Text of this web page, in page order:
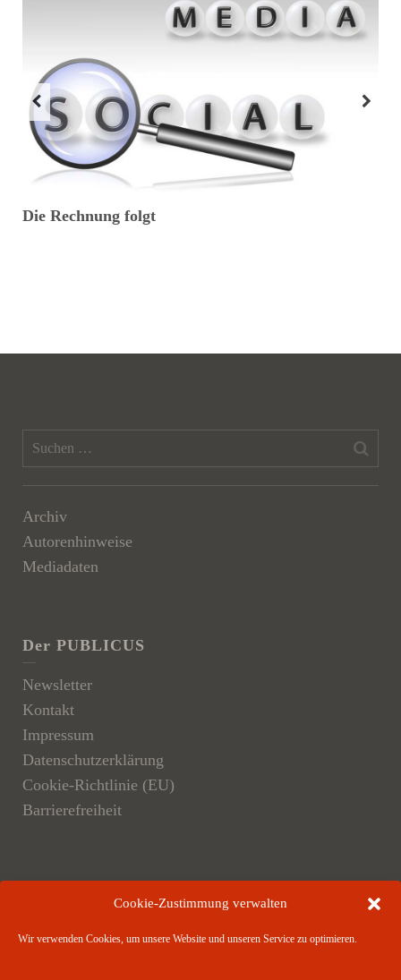
Cookie-Zustimmung verwalten
Wir verwenden Cookies, um unsere Website und unseren Service zu optimieren.
Die Rechnung folgt
Archiv
Autorenhinweise
Mediadaten
Der PUBLICUS
Newsletter
Kontakt
Impressum
Datenschutzerklärung
Cookie-Richtlinie (EU)
Barrierefreiheit